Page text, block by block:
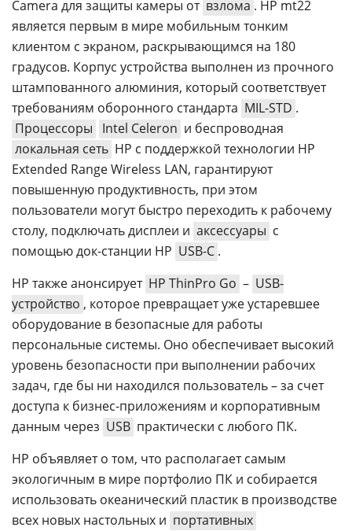
Camera для защиты камеры от взлома . HP mt22
является первым в мире мобильным тонким
клиентом с экраном, раскрывающимся на 180
градусов. Корпус устройства выполнен из прочного
штампованного алюминия, который соответствует
требованиям оборонного стандарта MIL-STD .
Процессоры
Intel Celeron и беспроводная
локальная сеть HP с поддержкой технологии HP
Extended Range Wireless LAN, гарантируют
повышенную продуктивность, при этом
пользователи могут быстро переходить к рабочему
столу, подключать дисплеи и аксессуары с
помощью док-станции HP USB-C .
HP также анонсирует HP ThinPro Go – USB-
устройство , которое превращает уже устаревшее
оборудование в безопасные для работы
персональные системы. Оно обеспечивает высокий
уровень безопасности при выполнении рабочих
задач, где бы ни находился пользователь – за счет
доступа к бизнес-приложениям и корпоративным
данным через USB практически с любого ПК.
HP объявляет о том, что располагает самым
экологичным в мире портфолио ПК и собирается
использовать океанический пластик в производстве
всех новых настольных и портативных